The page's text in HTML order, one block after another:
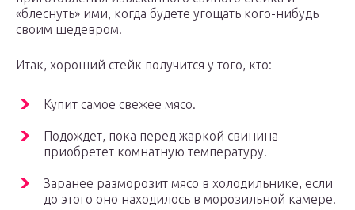
«блеснуть» ими, когда будете угощать кого-нибудь
своим шедевром.
Итак, хороший стейк получится у того, кто:
Купит самое свежее мясо.
Подождет, пока перед жаркой свинина
приобретет комнатную температуру.
Заранее разморозит мясо в холодильнике, если
до этого оно находилось в морозильной камере.